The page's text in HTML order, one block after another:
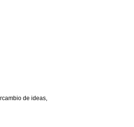
de ideas,